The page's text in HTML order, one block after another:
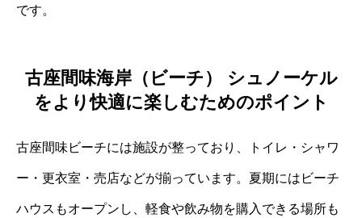
です。
古座間味海岸（ビーチ） シュノーケル
をより快適に楽しむためのポイント
古座間味ビーチには施設が整っており、トイレ・シャワ
ー・更衣室・売店などが揃っています。夏期にはビーチ
ハウスもオープンし、軽食や飲み物を購入できる場所も